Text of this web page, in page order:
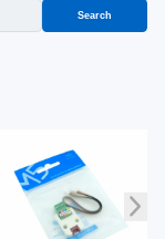
Search